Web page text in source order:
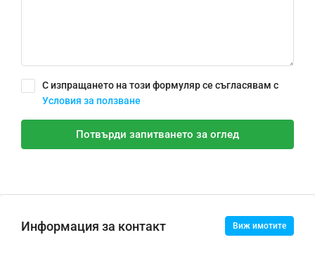
С изпращането на този формуляр се съгласявам с
Условия за ползване
Потвърди запитването за оглед
Информация за контакт Виж имотите